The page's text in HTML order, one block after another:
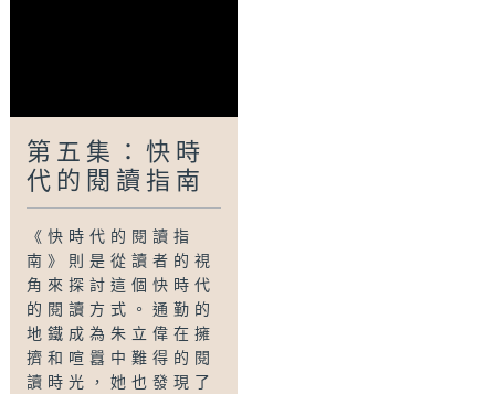
第五集：快時
代的閱讀指南
《快時代的閱讀指
南》則是從讀者的視
角來探討這個快時代
的閱讀方式。通勤的
地鐵成為朱立偉在擁
擠和喧囂中難得的閱
讀時光，她也發現了